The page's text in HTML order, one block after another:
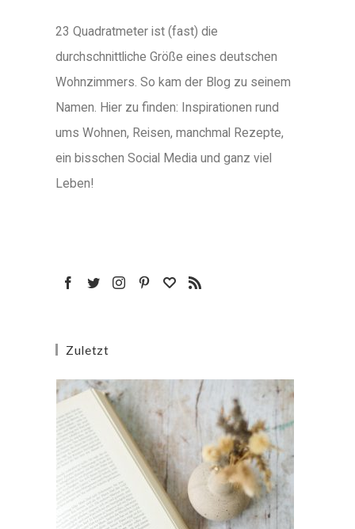
23 Quadratmeter ist (fast) die
durchschnittliche Größe eines deutschen
Wohnzimmers. So kam der Blog zu seinem
Namen. Hier zu finden: Inspirationen rund
ums Wohnen, Reisen, manchmal Rezepte,
ein bisschen Social Media und ganz viel
Leben!
Zuletzt